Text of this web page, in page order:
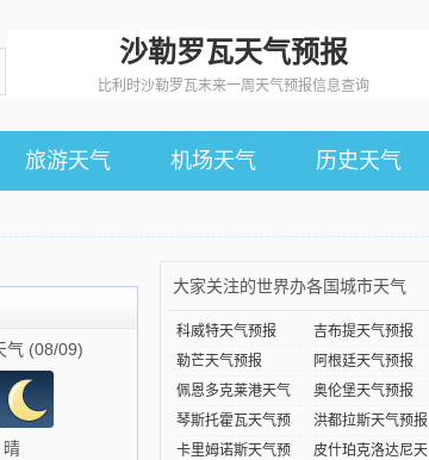
沙勒罗瓦天气预报
比利时沙勒罗瓦末来一周天气预报信息查询
旅游天气 机场天气 历史天气
气 (08/09)
晴
大家关注的世界办各国城市天气
科威特天气预报
吉布提天气预报
勒芒天气预报
阿根廷天气预报
佩恩多克莱港天气
预报
奥伦堡天气预报
琴斯托霍瓦天气预
报
洪都拉斯天气预报
卡里姆诺斯天气预
皮什珀克洛达尼天